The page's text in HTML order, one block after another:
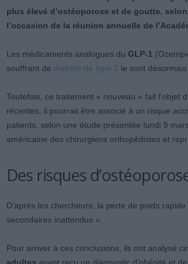
plus élevé d’ostéoporose et de goutte,
l’occasion de la réunion annuelle de
Les médicaments analogues du GLP-1
souffrant de diabète de type 2 le sont
Toutefois, ce traitement « nouveau » fait l’objet
récentes, il pourrait être associé à un risque
patients, selon une étude présentée lundi 9
américaine des chirurgiens orthopédistes et
Des risques
D’après les chercheurs, la perte de poids
secondaires inattendus ».
Pour arriver à ces conclusions, ils ont analysé